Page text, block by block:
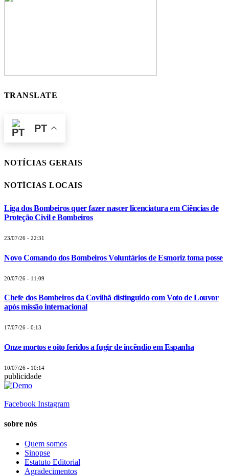
TRANSLATE
PT
NOTÍCIAS GERAIS
NOTÍCIAS LOCAIS
Liga dos Bombeiros quer fazer nascer licenciatura em Ciências de
Proteção Civil e Bombeiros
23/07/26 - 22:31
Novo Comando dos Bombeiros Voluntários de Esmoriz toma posse
20/07/26 - 11:09
Chefe dos Bombeiros da Covilhã distinguido com Voto de Louvor
após missão internacional
17/07/26 - 0:13
Onze mortos e oito feridos a fugir de incêndio em Espanha
10/07/26 - 10:14
publicidade
Facebook Instagram
sobre nós
Quem somos
Sinopse
Estatuto Editorial
Agradecimentos